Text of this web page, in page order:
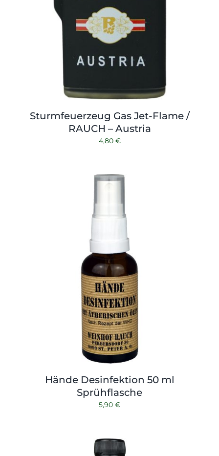
Sturmfeuerzeug Gas Jet-Flame /
RAUCH – Austria
4,80 €
Hände Desinfektion 50 ml
Sprühflasche
5,90 €